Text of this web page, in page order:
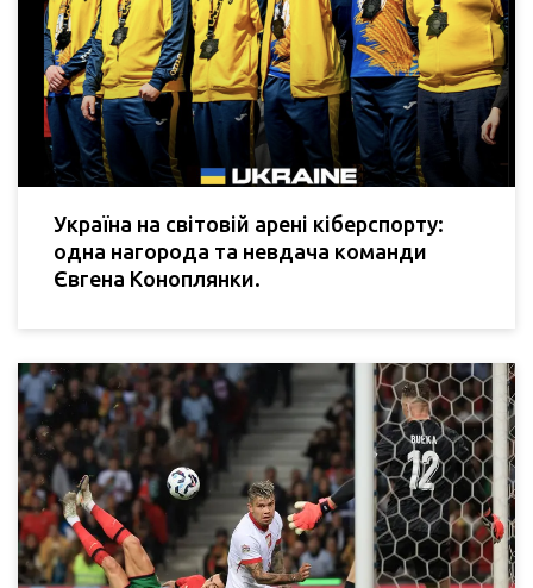
Україна на світовій арені кіберспорту:
одна нагорода та невдача команди
Євгена Коноплянки.